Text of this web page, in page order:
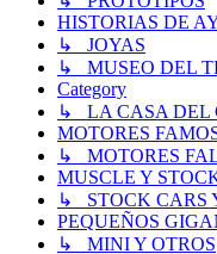
HISTORIAS DE
↳ JOYAS
↳ MUSEO DEL
Category
↳ LA CASA DEL
MOTORES
↳ MOTORES
MUSCLE Y
↳ STOCK CARS
PEQUEÑOS
↳ MINI Y OTROS